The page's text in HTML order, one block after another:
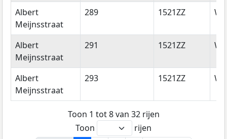
Albert
Meijnsstraat
289 1521ZZ
Albert
Meijnsstraat
291 1521ZZ
Albert
Meijnsstraat
293 1521ZZ
Toon 1 tot 8 van 32 rijen
Toon
rijen